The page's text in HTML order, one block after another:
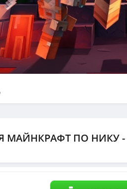
МАЙНКРАФТ ПО НИКУ -